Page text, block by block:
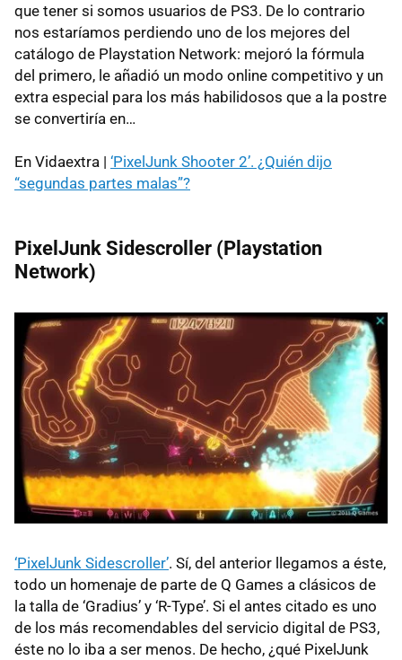
que tener si somos usuarios de PS3. De lo contrario
nos estaríamos perdiendo uno de los mejores del
catálogo de Playstation Network: mejoró la fórmula
del primero, le añadió un modo online competitivo y un
extra especial para los más habilidosos que a la postre
se convertiría en…
En Vidaextra | ‘PixelJunk Shooter 2’. ¿Quién dijo
“segundas partes malas”?
PixelJunk Sidescroller (Playstation
Network)
‘PixelJunk Sidescroller’. Sí, del anterior llegamos a éste,
todo un homenaje de parte de Q Games a clásicos de
la talla de ‘Gradius’ y ‘R-Type’. Si el antes citado es uno
de los más recomendables del servicio digital de PS3,
éste no lo iba a ser menos. De hecho, ¿qué PixelJunk